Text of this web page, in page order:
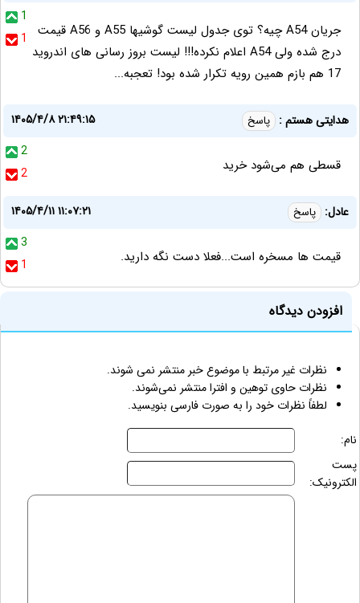
1
1
جریان A54 چیه؟ توی جدول لیست گوشیها A55 و A56 قیمت
درج شده ولی A54 اعلام نکرده!!! لیست بروز رسانی های اندروید
17 هم بازم همین رویه تکرار شده بود! تعجبه...
هدایتی هستم : پاسخ
۱۴۰۵/۴/۸ ۲۱:۴۹:۱۵
2
2
قسطی هم می‌شود خرید
عادل: پاسخ
۱۴۰۵/۴/۱۱ ۱۱:۰۷:۲۱
3
1
قیمت ها مسخره است...فعلا دست نگه دارید.
افزودن دیدگاه
نظرات غیر مرتبط با موضوع خبر منتشر نمی شوند.
نظرات حاوی توهین و افترا منتشر نمی‌شوند.
لطفاً نظرات خود را به صورت فارسی بنویسید.
نام:
پست
الکترونیک: